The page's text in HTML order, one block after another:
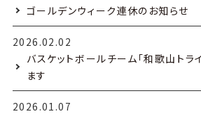
ゴールデンウィーク連休のお知らせ
2026.02.02
バスケットボールチーム「和歌山トラ
ます
2026.01.07